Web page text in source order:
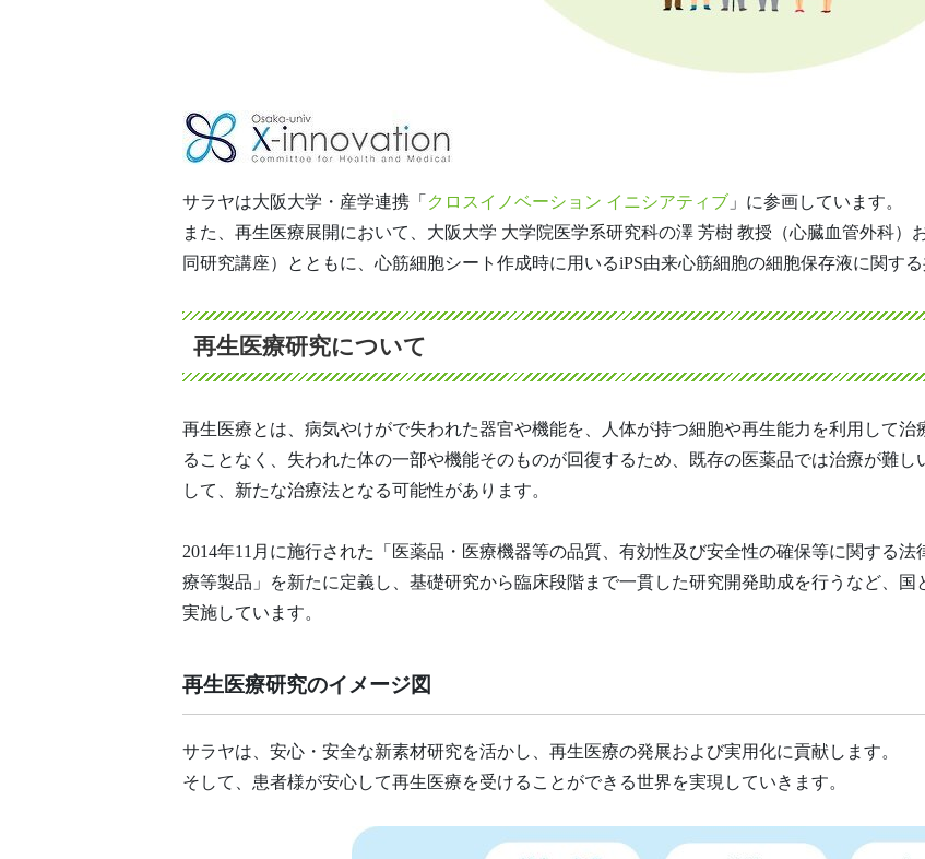
サラヤは大阪大学・産学連携「 クロスイノベーション イニシアティブ 」に参画しています。
また、再生医療展開において、大阪大学 大学院医学系研究科の澤 芳樹 教授（心臓血管外科
同研究講座）とともに、心筋細胞シート作成時に用いるiPS由来心筋細胞の細胞保存液に関する
再生医療研究について
再生医療とは、病気やけがで失われた器官や機能を、人体が持つ細胞や再生能力を利用して
ることなく、失われた体の一部や機能そのものが回復するため、既存の医薬品では治療が難
して、新たな治療法となる可能性があります。
2014年11月に施行された「医薬品・医療機器等の品質、有効性及び安全性の確保等に関する
療等製品」を新たに定義し、基礎研究から臨床段階まで一貫した研究開発助成を行うなど、
実施しています。
再生医療研究のイメージ図
サラヤは、安心・安全な新素材研究を活かし、再生医療の発展および実用化に貢献します。
そして、患者様が安心して再生医療を受けることができる世界を実現していきます。